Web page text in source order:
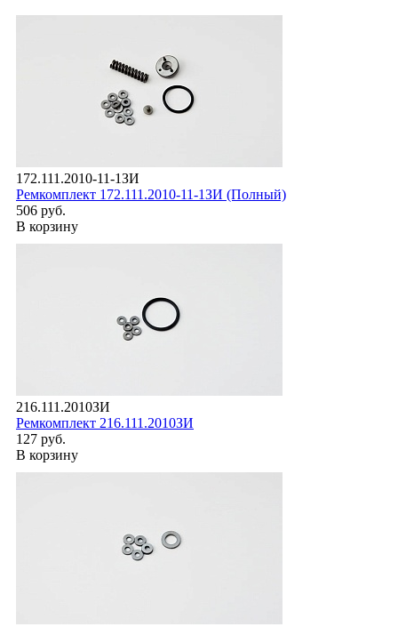
172.111.2010-11-1ЗИ
Ремкомплект 172.111.2010-11-1ЗИ (Полный)
506 руб.
В корзину
216.111.2010ЗИ
Ремкомплект 216.111.2010ЗИ
127 руб.
В корзину